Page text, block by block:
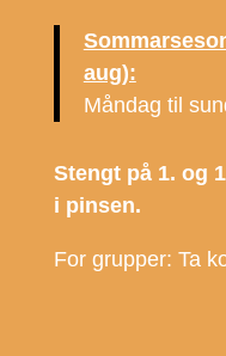
aug):
Måndag til
Stengt på 1. og
i pinsen.
For grupper: Ta